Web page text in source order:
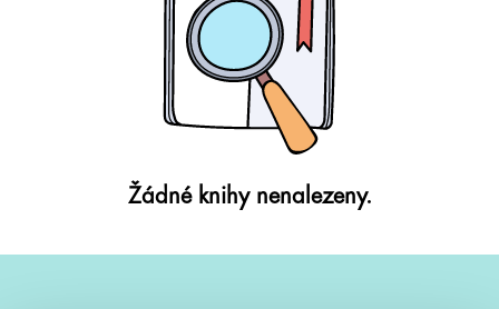
Žádné knihy nenalezeny.